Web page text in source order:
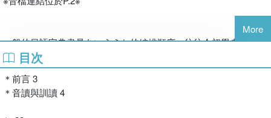
一般的日語字典盡是あいうえお的編排順序，往往令初學者在遇到
不會唸的漢字時也不知從何查起，索性放棄。本書為方便國人查
閱，跳脫五十音的編排順序，獨樹一格以注音符號ㄅㄆㄇ的方式編
排，讓讀者查日文漢字如查中文字典一般，能更加快速、方便地找
到漢字的讀音。
More
目次
＊前言 3
＊音讀與訓讀 4